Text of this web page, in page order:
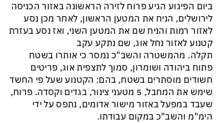
ביום הפיגוע הגיע פרוח לזירה הראשונה באזור הכניסה
לירושלים, הניח את המטען הראשון, לאחר מכן נסע
לאזור רמות והניח שם את המטען השני, ואז נסע בעזרת
קטנוע לאזור נחל אוג, שם נתקע עקב
תקלה. מהמשטרה והשב"כ נמסר כי אותרו בשטח
פתוח ביהודה ושומרון, סמוך לתצפית אוג, פריטים
חשודים מוסתרים בשטח, בהם: הקטנוע שעל פי החשד
שימש את המחבל, 5 מטעני צינור, בגדים וקסדה. פרוח,
שעבד במפעל באזור מישור אדומים, נתפס על ידי
הימ"מ והשב"כ במקום עבודתו.